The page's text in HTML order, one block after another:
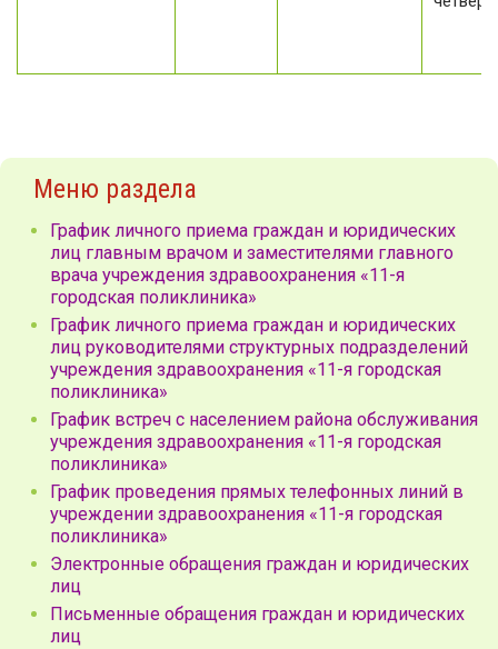
Меню раздела
График личного приема граждан и юридических
лиц главным врачом и заместителями главного
врача учреждения здравоохранения «11-я
городская поликлиника»
График личного приема граждан и юридических
лиц руководителями структурных подразделений
учреждения здравоохранения «11-я городская
поликлиника»
График встреч с населением района обслуживания
учреждения здравоохранения «11-я городская
поликлиника»
График проведения прямых телефонных линий в
учреждении здравоохранения «11-я городская
поликлиника»
Электронные обращения граждан и юридических
лиц
Письменные обращения граждан и юридических
лиц